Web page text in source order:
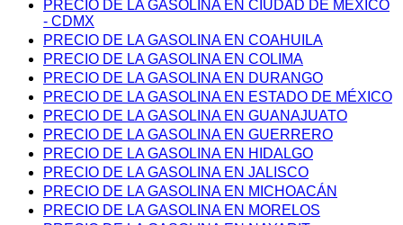
PRECIO DE LA GASOLINA EN CIUDAD DE MÉXICO
- CDMX
PRECIO DE LA GASOLINA EN COAHUILA
PRECIO DE LA GASOLINA EN COLIMA
PRECIO DE LA GASOLINA EN DURANGO
PRECIO DE LA GASOLINA EN ESTADO DE MÉXICO
PRECIO DE LA GASOLINA EN GUANAJUATO
PRECIO DE LA GASOLINA EN GUERRERO
PRECIO DE LA GASOLINA EN HIDALGO
PRECIO DE LA GASOLINA EN JALISCO
PRECIO DE LA GASOLINA EN MICHOACÁN
PRECIO DE LA GASOLINA EN MORELOS